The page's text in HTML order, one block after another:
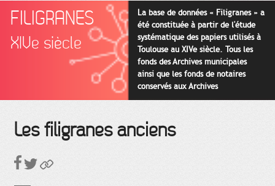
FILIGRANES
XIVe siècle
La base de données « Filigranes » a
été constituée à partir de l'étude
systématique des papiers utilisés à
Toulouse au XIVe siècle. Tous les
fonds des Archives municipales
ainsi que les fonds de notaires
conservés aux Archives
départementales pour cette
Les filigranes anciens